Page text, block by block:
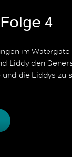
4
im
Liddy den
und die Liddys zu